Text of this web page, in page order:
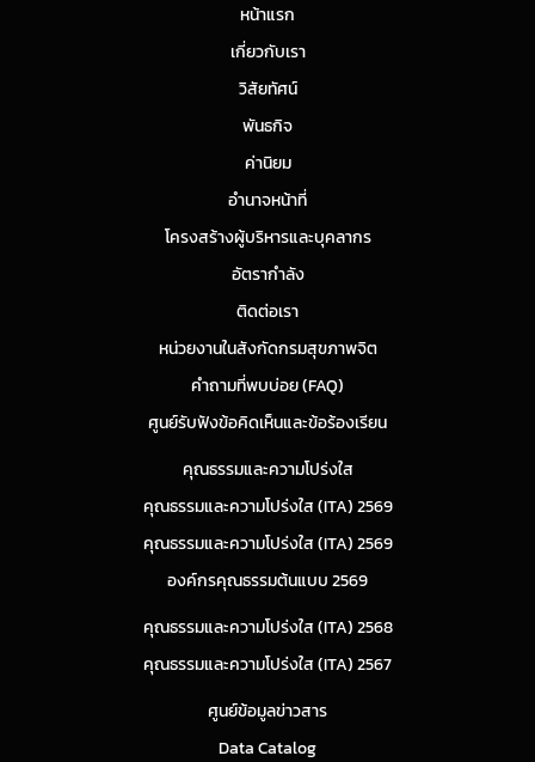
หน้าแรก
เกี่ยวกับเรา
วิสัยทัศน์
พันธกิจ
ค่านิยม
อำนาจหน้าที่
โครงสร้างผู้บริหารและบุคลากร
อัตรากำลัง
ติดต่อเรา
หน่วยงานในสังกัดกรมสุขภาพจิต
คำถามที่พบบ่อย (FAQ)
ศูนย์รับฟังข้อคิดเห็นและข้อร้องเรียน
คุณธรรมและความโปร่งใส
คุณธรรมและความโปร่งใส (ITA) 2569
คุณธรรมและความโปร่งใส (ITA) 2569
องค์กรคุณธรรมต้นแบบ 2569
คุณธรรมและความโปร่งใส (ITA) 2568
คุณธรรมและความโปร่งใส (ITA) 2567
ศูนย์ข้อมูลข่าวสาร
Data Catalog